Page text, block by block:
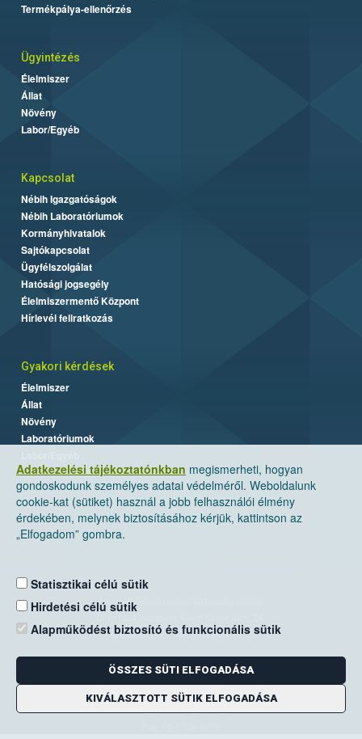
Adatkezelési tájékoztatónkban megismerheti, hogyan
gondoskodunk személyes adatai védelméről. Weboldalunk
cookie-kat (sütiket) használ a jobb felhasználói élmény
érdekében, melynek biztosításához kérjük, kattintson az
„Elfogadom” gombra.
Statisztikai célú sütik
Hirdetési célú sütik
Alapműködést biztosító és funkcionális sütik
ÖSSZES SÜTI ELFOGADÁSA
KIVÁLASZTOTT SÜTIK ELFOGADÁSA
Termékpálya-ellenőrzés
Ügyintézés
Élelmiszer
Állat
Növény
Labor/Egyéb
Kapcsolat
Nébih Igazgatóságok
Nébih Laboratóriumok
Kormányhivatalok
Sajtókapcsolat
Ügyfélszolgálat
Hatósági jogsegély
Élelmiszermentő Központ
Hírlevél feliratkozás
Gyakori kérdések
Élelmiszer
Állat
Növény
Laboratóriumok
Nemzeti Élelmiszerlánc-biztonsági Hivatal
Levelezési cím: 1525 Budapest. Pf. 30.
E-mail:ugyfelszolgalat@nebih.gov.hu
Zöld szám: 06-80/263-244
Telefon: 06-1/ 336-9000